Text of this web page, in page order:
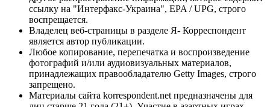
ссылку на "Интерфакс-Украина", EPA / UPG, строго
воспрещается.
Владелец веб-страницы в разделе Я- Корреспондент
является автор публикации.
Любое копирование, перепечатка и воспроизведение
фотографий и/или аудиовизуальных материалов,
принадлежащих правообладателю Getty Images, строго
запрещено.
Материалы сайта korrespondent.net предназначены для